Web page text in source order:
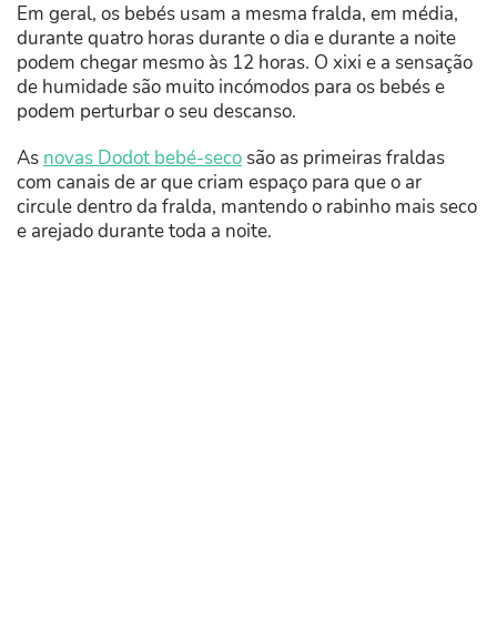
Em geral, os bebés usam a mesma fralda, em média,
durante quatro horas durante o dia e durante a noite
podem chegar mesmo às 12 horas. O xixi e a sensação
de humidade são muito incómodos para os bebés e
podem perturbar o seu descanso.
As novas Dodot bebé-seco são as primeiras fraldas
com canais de ar que criam espaço para que o ar
circule dentro da fralda, mantendo o rabinho mais seco
e arejado durante toda a noite.